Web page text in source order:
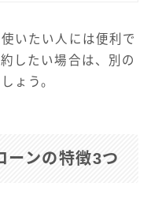
いたい人には便利で
したい場合は、別の
ょう。
ーンの特徴3つ